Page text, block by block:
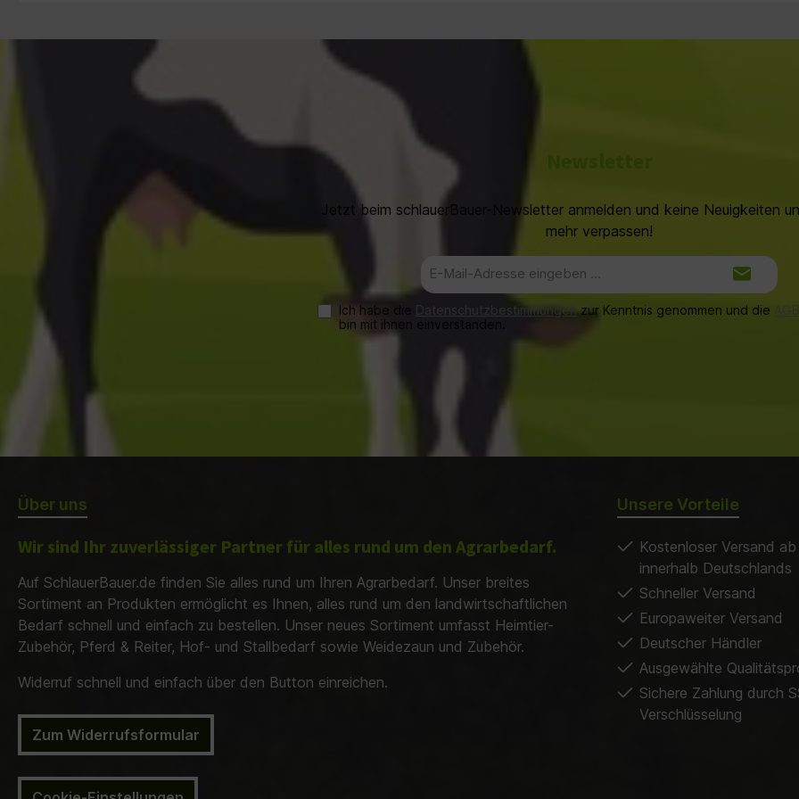
Sie ein in unser Sortiment und
profitieren Sie von unserer
erstklassigen Kundenservice.
Jetzt beim schlauerBauer-Newsletter anmelden und keine Neuigkeiten
mehr verpassen!
Mail-
Adresse*
Ich habe die Datenschutzbestimmungenzur Kenntnis genommen und die AGB
bin mit ihnen einverstanden.
Über uns
Wir sind Ihr zuverlässiger Partner für alles rund um den Agrarbedarf.
Auf SchlauerBauer.de finden Sie alles rund um Ihren Agrarbedarf. Unser breites
Sortiment an Produkten ermöglicht es Ihnen, alles rund um den landwirtschaftlichen
Bedarf schnell und einfach zu bestellen. Unser neues Sortiment umfasst Heimtier-
Zubehör, Pferd & Reiter, Hof- und Stallbedarf sowie Weidezaun und Zubehör.
Widerruf schnell und einfach über den Button einreichen.
Zum Widerrufsformular
Unsere Vorteile
Kostenloser Versand
innerhalb Deutschlands
Schneller Versand
Europaweiter Versand
Deutscher Händler
Ausgewählte
Sichere Zahlung durch
Verschlüsselung